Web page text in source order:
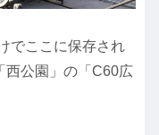
でここに保存され
西公園」の「C60広